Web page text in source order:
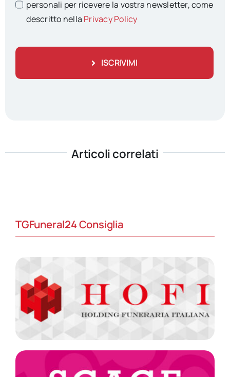
personali per ricevere la vostra newsletter, come
descritto nella Privacy Policy
ISCRIVIMI
Articoli correlati
TGFuneral24 Consiglia